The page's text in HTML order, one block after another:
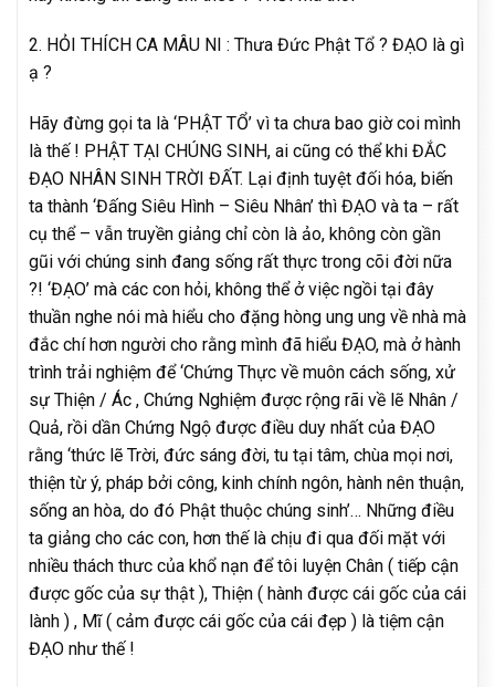
2. HỎI THÍCH CA MÂU NI : Thưa Đức Phật Tổ ? ĐẠO là gì
ạ ?
Hãy đừng gọi ta là ‘PHẬT TỔ’ vì ta chưa bao giờ coi mình
là thế ! PHẬT TẠI CHÚNG SINH, ai cũng có thể khi ĐẮC
ĐẠO NHÂN SINH TRỜI ĐẤT. Lại định tuyệt đối hóa, biến
ta thành ‘Đấng Siêu Hình – Siêu Nhân’ thì ĐẠO và ta – rất
cụ thể – vẫn truyền giảng chỉ còn là ảo, không còn gần
gũi với chúng sinh đang sống rất thực trong cõi đời nữa
?! ‘ĐẠO’ mà các con hỏi, không thể ở việc ngồi tại đây
thuần nghe nói mà hiểu cho đặng hòng ung ung về nhà mà
đắc chí hơn người cho rằng mình đã hiểu ĐẠO, mà ở hành
trình trải nghiệm để ‘Chứng Thực về muôn cách sống, xử
sự Thiện / Ác , Chứng Nghiệm được rộng rãi về lẽ Nhân /
Quả, rồi dần Chứng Ngộ được điều duy nhất của ĐẠO
rằng ‘thức lẽ Trời, đức sáng đời, tu tại tâm, chùa mọi nơi,
thiện từ ý, pháp bởi công, kinh chính ngôn, hành nên thuận,
sống an hòa, do đó Phật thuộc chúng sinh’… Những điều
ta giảng cho các con, hơn thế là chịu đi qua đối mặt với
nhiều thách thưc của khổ nạn để tôi luyện Chân ( tiếp cận
được gốc của sự thật ), Thiện ( hành được cái gốc của cái
lành ) , Mĩ ( cảm được cái gốc của cái đẹp ) là tiệm cận
ĐẠO như thế !